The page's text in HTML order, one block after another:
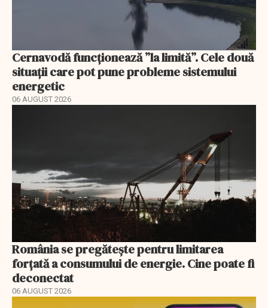
Cernavodă funcționează ”la limită”. Cele două
situații care pot pune probleme sistemului
energetic
06 AUGUST 2026
România se pregătește pentru limitarea
forțată a consumului de energie. Cine poate fi
deconectat
06 AUGUST 2026